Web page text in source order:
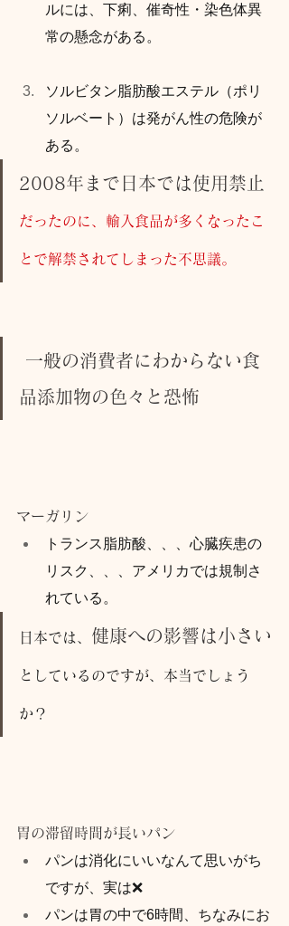
ルには、下痢、催奇性・染色体異
常の懸念がある。
ソルビタン脂肪酸エステル（ポリ
ソルベート）は発がん性の危険が
ある。
2008年まで日本では使用禁止
だったのに、輸入食品が多くなったこ
とで解禁されてしまった不思議。
品添加物の色々と恐怖
マーガリン
トランス脂肪酸、、、心臓疾患の
リスク、、、アメリカでは規制さ
れている。
日本では、 健康への影響は小さい
としているのですが、本当でしょう
か？
胃の滞留時間が長いパン
パンは消化にいいなんて思いがち
ですが、実は❌
パンは胃の中で6時間、ちなみにお